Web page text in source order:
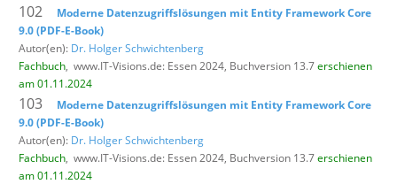
102
Moderne Datenzugriffslösungen mit Entity Framework Core
9.0 (PDF-E-Book)
Autor(en): Dr. Holger Schwichtenberg
Fachbuch, www.IT-Visions.de: Essen 2024, Buchversion 13.7erschienen
am 01.11.2024
103
Moderne Datenzugriffslösungen mit Entity Framework Core
9.0 (PDF-E-Book)
Autor(en): Dr. Holger Schwichtenberg
Fachbuch, www.IT-Visions.de: Essen 2024, Buchversion 13.7erschienen
am 01.11.2024